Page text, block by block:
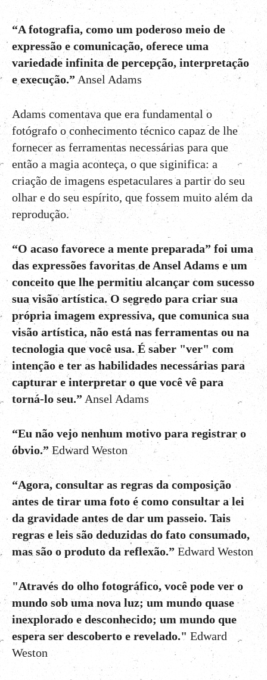
“A fotografia, como um poderoso meio de
expressão e comunicação, oferece uma
variedade infinita de percepção, interpretação
e execução.” Ansel Adams
Adams comentava que era fundamental o
fotógrafo o conhecimento técnico capaz de lhe
fornecer as ferramentas necessárias para que
então a magia aconteça, o que siginifica: a
criação de imagens espetaculares a partir do seu
olhar e do seu espírito, que fossem muito além da
reprodução.
“O acaso favorece a mente preparada” foi uma
das expressões favoritas de Ansel Adams e um
conceito que lhe permitiu alcançar com sucesso
sua visão artística. O segredo para criar sua
própria imagem expressiva, que comunica sua
visão artística, não está nas ferramentas ou na
tecnologia que você usa. É saber "ver" com
intenção e ter as habilidades necessárias para
capturar e interpretar o que você vê para
torná-lo seu.” Ansel Adams
“Eu não vejo nenhum motivo para registrar o
óbvio.” Edward Weston
“Agora, consultar as regras da composição
antes de tirar uma foto é como consultar a lei
da gravidade antes de dar um passeio. Tais
regras e leis são deduzidas do fato consumado,
mas são o produto da reflexão.” Edward Weston
"Através do olho fotográfico, você pode ver o
mundo sob uma nova luz; um mundo quase
inexplorado e desconhecido; um mundo que
espera ser descoberto e revelado." Edward
Weston